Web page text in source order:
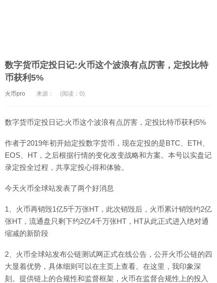
数字货币定投日记:火币这个波浪有点厉害，定投比特
币获利5%
火币pro 来源： (阅读：0)
数字货币定投日记:火币这个波浪有点厉害，定投比特币获利5%
作者于2019年初开始定投数字货币，现在定投的是BTC、ETH、
EOS、HT，之后根据行情的变化改变战略和方案。本号以实盘记
录定投全过程，共享定投心得和体验。
今天火币全球站发表了两个好消息
1、火币再销毁1亿5千万张HT，此次销毁后，火币累计销毁约2亿
张HT，流通盘只剩下约2亿4千万张HT，HT从此正式进入绝对通
缩减的新阶段
2、火币全球站发布公链测试网正式在线公告，公开火币公链的四
大显着优势，具体细则可以在主页上查看。在这里，我印象深
刻。提供链上的合规性和监督框架，火币在监督合规性上的投入